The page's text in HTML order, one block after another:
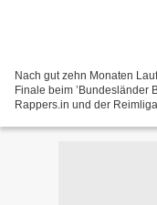
Nach gut zehn Monaten
Finale beim ’Bundesländer
Rappers.in und der